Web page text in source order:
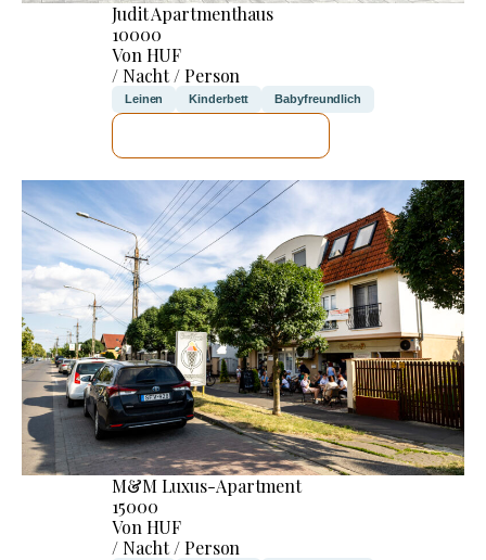
Judit Apartmenthaus
10000
Von HUF
/ Nacht / Person
Leinen Kinderbett Babyfreundlich
M&M Luxus-Apartment
15000
Von HUF
/ Nacht / Person